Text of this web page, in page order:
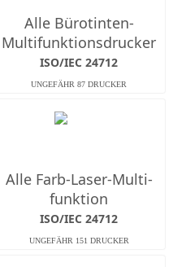
Alle Bürotinten-
Multifunktions­drucker
ISO/IEC 24712
Alle Farb-Laser-Multi­
funktion
ISO/IEC 24712